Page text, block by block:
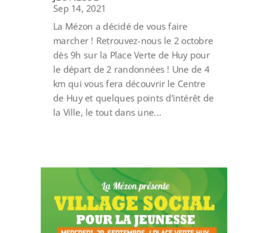
Sep 14, 2021
La Mézon a décidé de vous faire
marcher ! Retrouvez-nous le 2 octobre
dès 9h sur la Place Verte de Huy pour
le départ de 2 randonnées ! Une de 4
km qui vous fera découvrir le Centre
de Huy et quelques points d’intérêt de
la Ville, le tout dans une...